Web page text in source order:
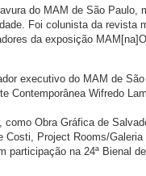
do MAM de São Paulo,
Foi colunista da revista
da exposição
executivo do MAM de
Contemporânea Wifredo
como Obra Gráfica de
Costi, Project Rooms/Galeria
participação na 24ª Bienal